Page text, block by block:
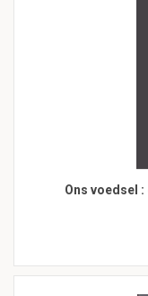
Ons voedsel